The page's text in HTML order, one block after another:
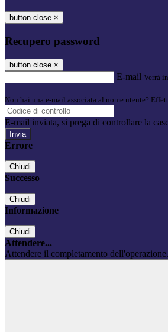
button close ×
Recupero password
button close ×
E-mail Verrà
Non hai una e-mail associata al nome utente?
E-mail inviata, si prega di controllare la
Errore
Chiudi
Successo
Chiudi
Informazione
Chiudi
Attendere...
Attendere il completamento